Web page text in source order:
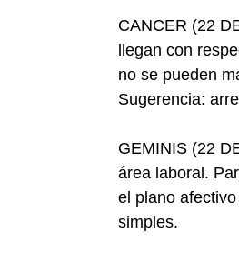
CANCER (22
llegan con
no se pueden
Sugerencia:
GEMINIS (22
área laboral.
el plano
simples.